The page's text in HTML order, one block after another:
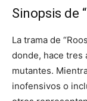
Sinopsis de
La trama de
donde, hace tres
mutantes.
inofensivos o